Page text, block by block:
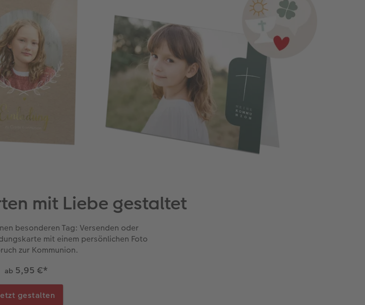
mit Liebe gestaltet
besonderen Tag: Versenden oder
mit einem persönlichen Foto
zur Kommunion.
ab 5,95 €*
gestalten